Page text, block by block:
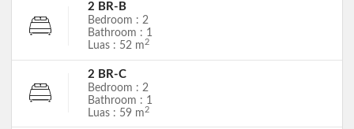
2 BR-B
Bedroom : 2
Bathroom : 1
Luas : 52 m 2
2 BR-C
Bedroom : 2
Bathroom : 1
Luas : 59 m 2